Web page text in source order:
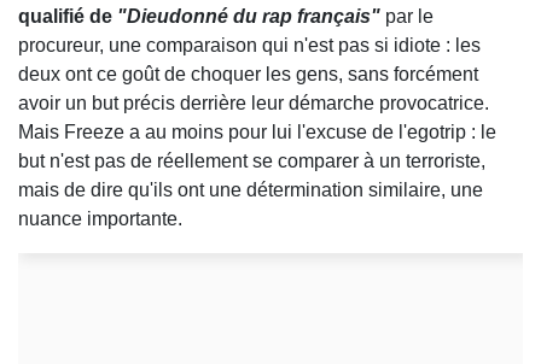
qualifié de "Dieudonné du rap français" par le
procureur, une comparaison qui n'est pas si idiote : les
deux ont ce goût de choquer les gens, sans forcément
avoir un but précis derrière leur démarche provocatrice.
Mais Freeze a au moins pour lui l'excuse de l'egotrip : le
but n'est pas de réellement se comparer à un terroriste,
mais de dire qu'ils ont une détermination similaire, une
nuance importante.